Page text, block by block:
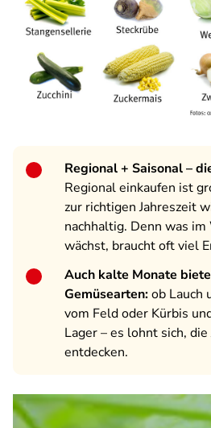
Regional + Saisonal –
Regional einkaufen ist
zur richtigen Jahreszeit
nachhaltig. Denn was
wächst, braucht oft viel
Auch kalte Monate
Gemüsearten:ob Lauch
vom Feld oder Kürbis
Lager – es lohnt sich,
entdecken.